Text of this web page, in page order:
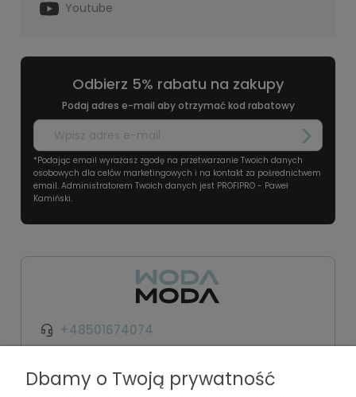
Youtube
Odbierz 5% rabatu na zakupy
Podaj adres e-mail aby otrzymać kod rabatowy
*Podając email wyrażasz zgodę na przetwarzanie Twoich danych
osobowych dla celów marketingowych i na kontakt za pośrednictwem
email. Administratorem Twoich danych jest PROFIPRO - Paweł
Kamiński.
+48501674074
Dbamy o Twoją prywatność